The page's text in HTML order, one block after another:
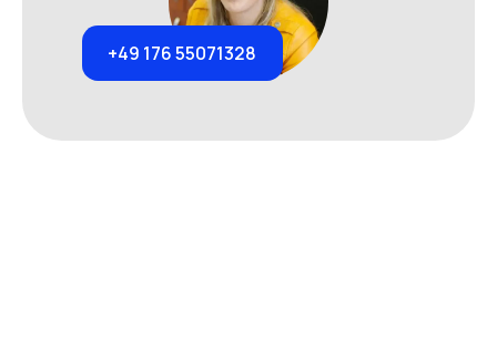
+49 176 55071328